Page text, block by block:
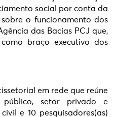
social por conta da
o funcionamento dos
das Bacias PCJ que,
braço executivo dos
em rede que reúne
setor privado e
e 10 pesquisadores(as)